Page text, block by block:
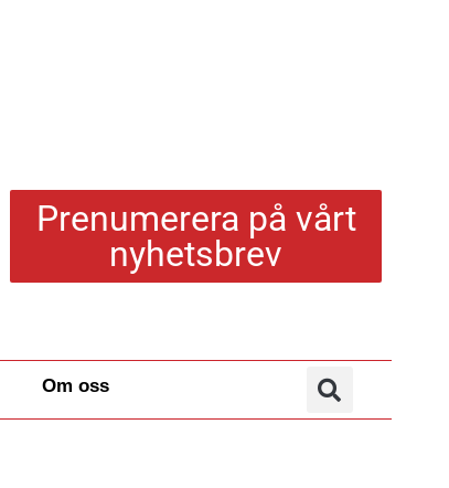
Prenumerera på vårt
nyhetsbrev
Om oss